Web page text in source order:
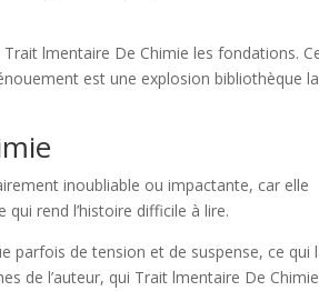
lmentaire De Chimie les fondations.
est une explosion bibliothèque
inoubliable ou impactante, car elle
rend l’histoire difficile à lire.
parfois de tension et de suspense, ce qui
de l’auteur, qui Trait lmentaire De Chimie